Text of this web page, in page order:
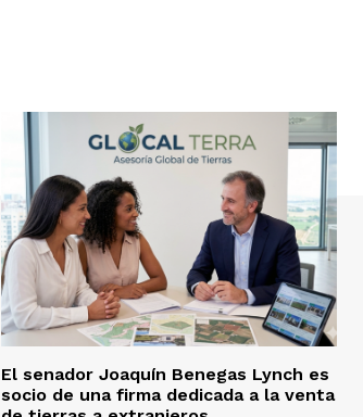
El senador Joaquín Benegas Lynch es
socio de una firma dedicada a la venta